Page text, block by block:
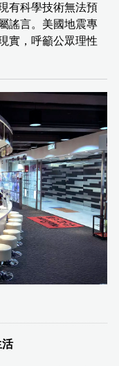
有科學技術無法預
謠言。美國地震專
實，呼籲公眾理性